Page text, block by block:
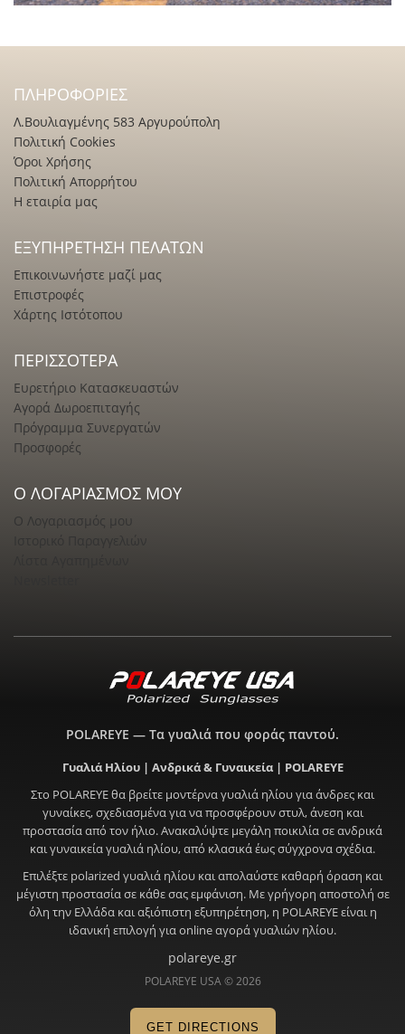
ΠΛΗΡΟΦΟΡΊΕΣ
Λ.Βουλιαγμένης 583 Αργυρούπολη
Πολιτική Cookies
Όροι Χρήσης
Πολιτική Απορρήτου
Η εταιρία μας
ΕΞΥΠΗΡΈΤΗΣΗ ΠΕΛΑΤΏΝ
Επικοινωνήστε μαζί μας
Επιστροφές
Χάρτης Ιστότοπου
ΠΕΡΙΣΣΌΤΕΡΑ
Ευρετήριο Κατασκευαστών
Αγορά Δωροεπιταγής
Πρόγραμμα Συνεργατών
Προσφορές
Ο ΛΟΓΑΡΙΑΣΜΌΣ ΜΟΥ
Ο Λογαριασμός μου
POLAREYE — Τα γυαλιά που φοράς παντού.
Γυαλιά Ηλίου | Ανδρικά & Γυναικεία | POLAREYE
Στο POLAREYE θα βρείτε μοντέρνα γυαλιά ηλίου για άνδρες και
γυναίκες, σχεδιασμένα για να προσφέρουν στυλ, άνεση και
προστασία από τον ήλιο. Ανακαλύψτε μεγάλη ποικιλία σε ανδρικά
και γυναικεία γυαλιά ηλίου, από κλασικά έως σύγχρονα σχέδια.
Επιλέξτε polarized γυαλιά ηλίου και απολαύστε καθαρή όραση και
μέγιστη προστασία σε κάθε σας εμφάνιση. Με γρήγορη αποστολή σε
όλη την Ελλάδα και αξιόπιστη εξυπηρέτηση, η POLAREYE είναι η
ιδανική επιλογή για online αγορά γυαλιών ηλίου.
polareye.gr
POLAREYE USA © 2026
GET DIRECTIONS